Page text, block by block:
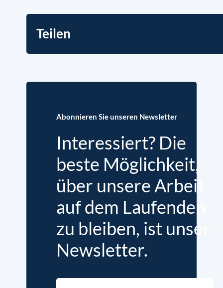
Teilen
Abonnieren Sie unseren Newsletter
Interessiert? Die
beste Möglichkeit,
über unsere Arbeit
auf dem Laufenden
zu bleiben, ist unser
Newsletter.